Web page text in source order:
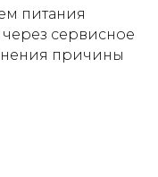
питания
сервисное
причины